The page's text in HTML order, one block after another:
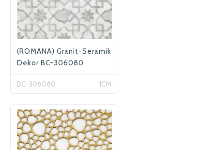
(ROMANA) Granit-Seramik
Dekor BC-306080
BC-306080 1CM